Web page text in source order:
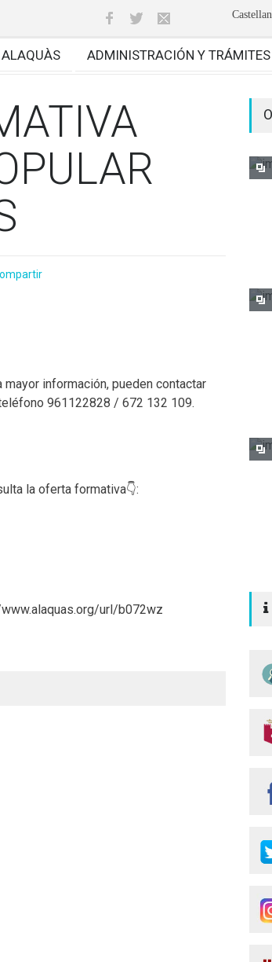
ALAQUÀS ADMINISTRACIÓN Y TRÁMITES
mayor información, pueden contactar
961122828 / 672 132 109.
la oferta formativa👇:
url/b072wz